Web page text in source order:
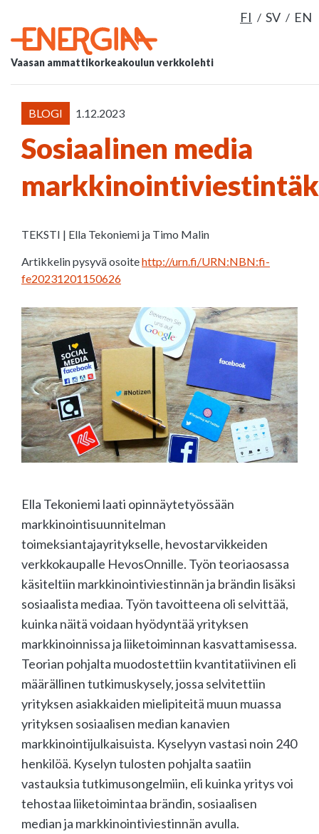
FI SV EN
Vaasan ammattikorkeakoulun verkkolehti
BLOGI 1.12.2023
Sosiaalinen media
TEKSTI | Ella Tekoniemi ja Timo Malin
Artikkelin pysyvä osoitehttp://urn.fi/URN:NBN:fi-
fe20231201150626
Ella Tekoniemi laati opinnäytetyössään
markkinointisuunnitelman
toimeksiantajayritykselle, hevostarvikkeiden
verkkokaupalle HevosOnnille. Työn teoriaosassa
käsiteltiin markkinointiviestinnän ja brändin lisäksi
sosiaalista mediaa. Työn tavoitteena oli selvittää,
kuinka näitä voidaan hyödyntää yrityksen
markkinoinnissa ja liiketoiminnan kasvattamisessa.
Teorian pohjalta muodostettiin kvantitatiivinen eli
määrällinen tutkimuskysely, jossa selvitettiin
yrityksen asiakkaiden mielipiteitä muun muassa
yrityksen sosiaalisen median kanavien
markkinointijulkaisuista. Kyselyyn vastasi noin 240
henkilöä. Kyselyn tulosten pohjalta saatiin
vastauksia tutkimusongelmiin, eli kuinka yritys voi
tehostaa liiketoimintaa brändin, sosiaalisen
median ja markkinointiviestinnän avulla.